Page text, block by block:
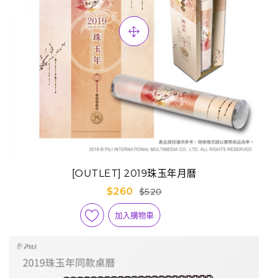
[OUTLET] 2019珠玉年月曆
$260
$520
加入購物車